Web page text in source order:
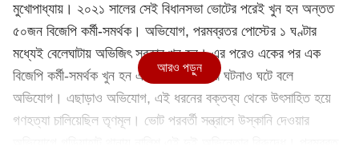
মুখোপাধ্যায়। ২০২১ সালের সেই বিধানসভা ভোটের পরেই খুন হন অন্তত
৫০জন বিজেপি কর্মী-সমর্থক। অভিযোগ, পরমব্রতর পোস্টের ১ ঘণ্টার
মধ্যেই বেলেঘাটায় অভিজিৎ সরকার খুন হন। এর পরেও একের পর এক
বিজেপি কর্মী-সমর্থক খুন হন এবং নারী নির্যাতনের ঘটনাও ঘটে বলে
অভিযোগ। এছাড়াও অভিযোগ, এই ধরনের বক্তব্য থেকে উৎসাহিত হয়ে
গণহত্যা চালিয়েছিল তৃণমূল। ভোট পরবর্তী সন্ত্রাসে উস্কানি দেওয়ার
আরও পড়ুন